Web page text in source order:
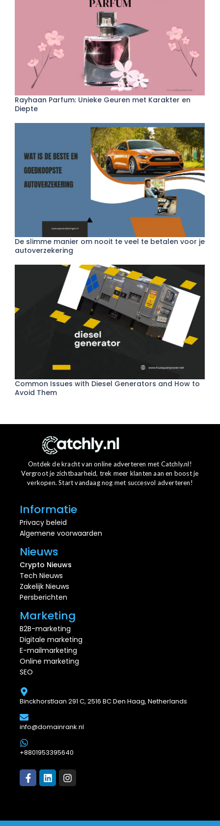
Rayhaan Parfum: Unieke Geuren met Karakter en
Diepte
De slimme manier om nooit te veel te betalen voor je
autoverzekering
Common Issues with Diesel Generators and How to
Avoid Them
Ontdek de kracht van online adverteren met Catchly.nl!
Vergroot je zichtbaarheid, trek meer klanten aan en boost je
verkopen. Start vandaag nog met succesvol adverteren!
Informatie
Privacy beleid
Algemene voorwaarden
Nieuws
Crypto Nieuws
Tech Nieuws
Zakelijk Nieuws
Persberichten
Marketing
B2B-marketing
Digitale marketing
E-mailmarketing
Online marketing
SEO
Binckhorstlaan 291 C, 2516 BC Den Haag, Netherlands
info@domainrank.nl
+8801953395640